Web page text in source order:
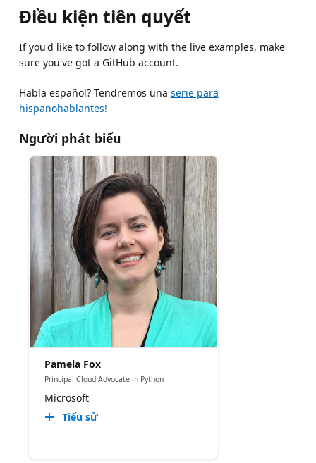
Điều kiện tiên quyết
If you'd like to follow along with the live examples, make
sure you've got a GitHub account.
Habla español? Tendremos una serie para
hispanohablantes!
Người phát biểu
Pamela Fox
Principal Cloud Advocate in Python
Microsoft
Tiểu sử